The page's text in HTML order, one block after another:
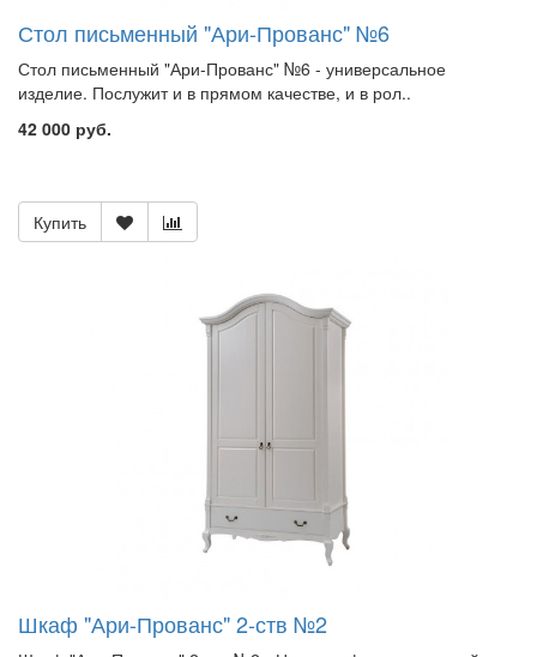
Стол письменный "Ари-Прованс" №6
Стол письменный "Ари-Прованс" №6 - универсальное
изделие. Послужит и в прямом качестве, и в рол..
42 000 руб.
Купить
Шкаф "Ари-Прованс" 2-ств №2